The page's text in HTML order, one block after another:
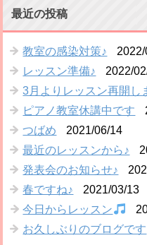
最近の投稿
教室の感染対策♪
レッスン準備♪
2022/
3月よりレッスン再開し
ピアノ教室休講中です
つばめ
2021/06/14
最近のレッスンから♪
発表会のお知らせ♪
春ですね♪
2021/03/13
今日からレッスン
お久しぶりのブログです